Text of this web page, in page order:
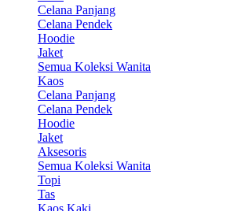
Celana Panjang
Celana Pendek
Hoodie
Jaket
Semua Koleksi Wanita
Kaos
Celana Panjang
Celana Pendek
Hoodie
Jaket
Aksesoris
Semua Koleksi Wanita
Topi
Tas
Kaos Kaki